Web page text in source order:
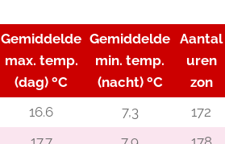
Gemiddelde
max. temp.
(dag) ºC
Gemiddelde
min. temp.
(nacht)ºC
Aantal
uren
zon
16.6 7,3 172